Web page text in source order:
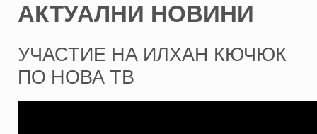
АКТУАЛНИ НОВИНИ
УЧАСТИЕ НА ИЛХАН КЮЧЮК
ПО НОВА ТВ